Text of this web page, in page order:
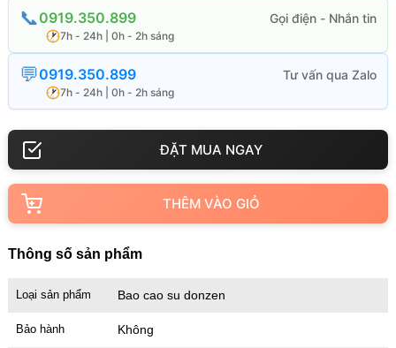
0919.350.899
7h - 24h | 0h - 2h sáng
0919.350.899
7h - 24h | 0h - 2h sáng
THÊM VÀO GIỎ
Thông số sản phẩm
Loại sản phẩm Bao cao su donzen
Bảo hành Không